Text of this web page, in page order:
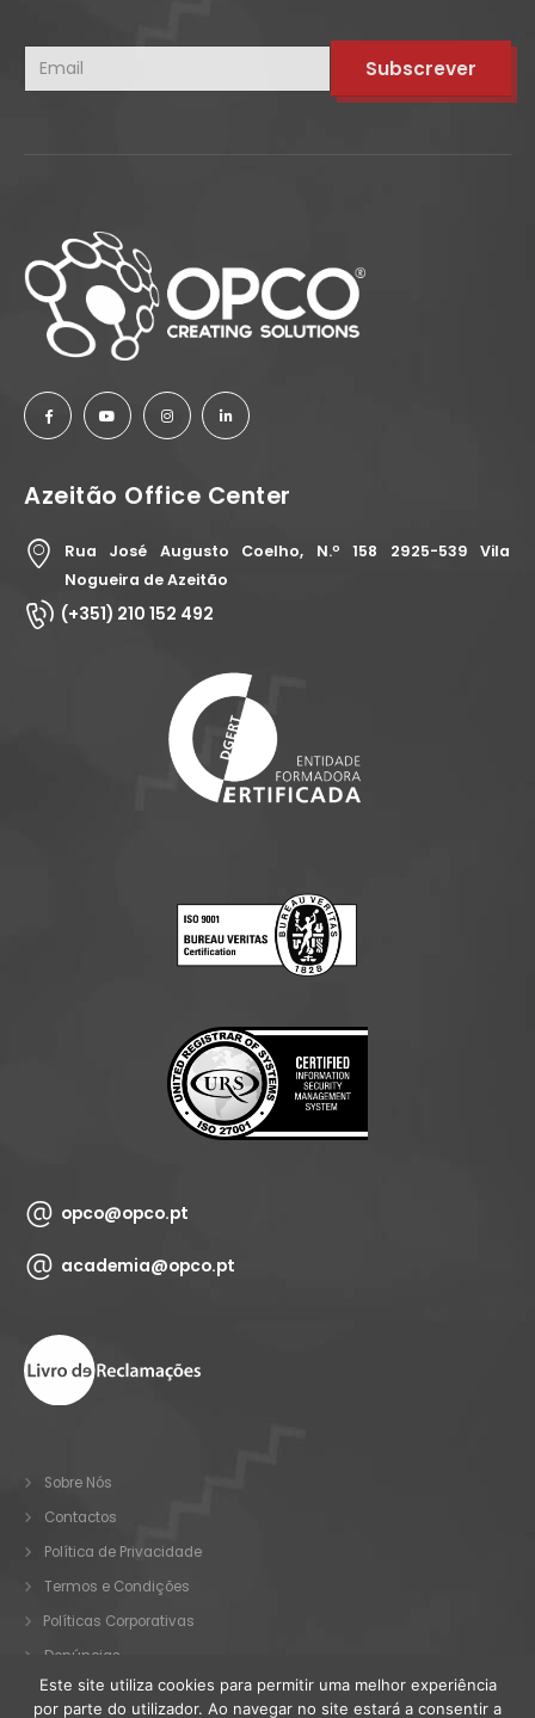
Azeitão Office Center
Rua José Augusto Coelho, N.º 158 2925-539 Vila
Nogueira de Azeitão
(+351) 210 152 492
opco@opco.pt
academia@opco.pt
Sobre Nós
Contactos
Política de Privacidade
Termos e Condições
Políticas Corporativas
Denúncias
Este site utiliza cookies para permitir uma melhor experiência
por parte do utilizador. Ao navegar no site estará a consentir a